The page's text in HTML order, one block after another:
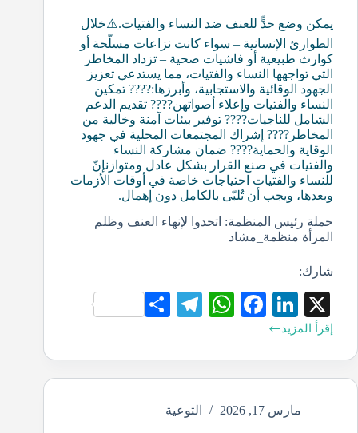
يمكن وضع حدٍّ للعنف ضد النساء والفتيات.⚠️خلال
الطوارئ الإنسانية – سواء كانت نزاعات مسلّحة أو
كوارث طبيعية أو فاشيات صحية – تزداد المخاطر
التي تواجهها النساء والفتيات، مما يستدعي تعزيز
الجهود الوقائية والاستجابية، وأبرزها:???? تمكين
النساء والفتيات وإعلاء أصواتهن???? تقديم الدعم
الشامل للناجيات???? توفير بيئات آمنة وخالية من
المخاطر???? إشراك المجتمعات المحلية في جهود
الوقاية والحماية???? ضمان مشاركة النساء
والفتيات في صنع القرار بشكل عادل ومتوازنإنّ
للنساء والفتيات احتياجات خاصة في أوقات الأزمات
وبعدها، ويجب أن تُلبّى بالكامل دون إهمال.
حملة رئيس المنظمة: اتحدوا لإنهاء العنف وظلم
المرأة منظمة_مشاد
شارك:
X
Li
nk
ed
In
Fa
bo
ok
W
ts
A
pp
Te
gr
a
m
re
إقرأ المزيد
مارس 17, 2026 التوعية